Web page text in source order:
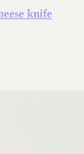
knife